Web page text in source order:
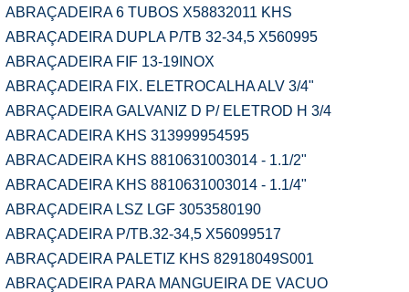
ABRAÇADEIRA 6 TUBOS X58832011 KHS
ABRAÇADEIRA DUPLA P/TB 32-34,5 X560995
ABRAÇADEIRA FIF 13-19INOX
ABRAÇADEIRA FIX. ELETROCALHA ALV 3/4"
ABRAÇADEIRA GALVANIZ D P/ ELETROD H 3/4
ABRACADEIRA KHS 313999954595
ABRACADEIRA KHS 8810631003014 - 1.1/2"
ABRACADEIRA KHS 8810631003014 - 1.1/4"
ABRAÇADEIRA LSZ LGF 3053580190
ABRAÇADEIRA P/TB.32-34,5 X56099517
ABRAÇADEIRA PALETIZ KHS 82918049S001
ABRAÇADEIRA PARA MANGUEIRA DE VACUO